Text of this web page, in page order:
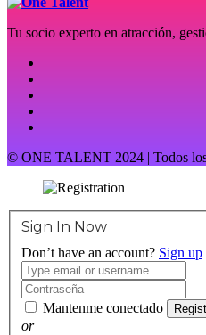
Tu socio experto en atracción,
© ONE TALENT 2024 | Todos los
Sign In Now
Don’t have an account? Sign up
Mantenme conectado
or